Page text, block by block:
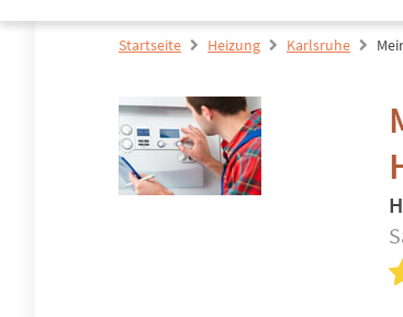
Startseite Heizung Karlsruhe